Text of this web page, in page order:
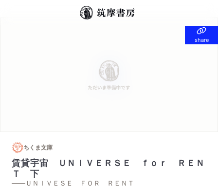
share
share
ちくま文庫
賃貸宇宙 ＵＮＩＶＥＲＳＥ ｆｏｒ ＲＥＮ
Ｔ 下
——ＵＮＩＶＥＳＥ ＦＯＲ ＲＥＮＴ